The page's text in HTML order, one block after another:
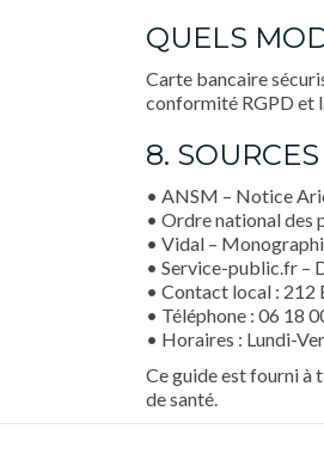
QUELS
Carte bancaire
conformité RGPD et
8.
• ANSM – Notice
• Ordre national des
• Vidal –
• Service-public.fr –
• Contact local :
• Téléphone : 06 18
• Horaires : Lundi-
Ce guide est fourni à
de santé.